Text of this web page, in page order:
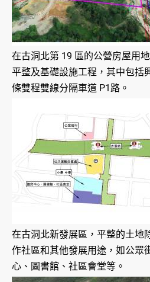
在古洞北第 19 區的公營房屋用
平整及基礎設施工程，其中包括
條雙程雙線分隔車道 P1路。
在古洞北新發展區，平整的土地
作社區和其他發展用途，如公眾
心、圖書館、社區會堂等。